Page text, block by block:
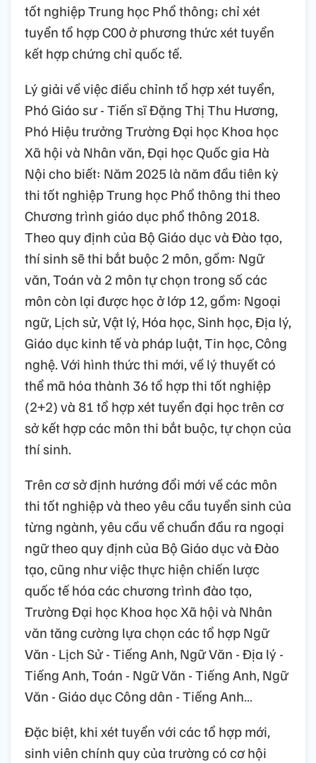
tốt nghiệp Trung học Phổ thông; chỉ xét
tuyển tổ hợp C00 ở phương thức xét tuyển
kết hợp chứng chỉ quốc tế.
Lý giải về việc điều chỉnh tổ hợp xét tuyển,
Phó Giáo sư - Tiến sĩ Đặng Thị Thu Hương,
Phó Hiệu trưởng Trường Đại học Khoa học
Xã hội và Nhân văn, Đại học Quốc gia Hà
Nội cho biết: Năm 2025 là năm đầu tiên kỳ
thi tốt nghiệp Trung học Phổ thông thi theo
Chương trình giáo dục phổ thông 2018.
Theo quy định của Bộ Giáo dục và Đào tạo,
thí sinh sẽ thi bắt buộc 2 môn, gồm: Ngữ
văn, Toán và 2 môn tự chọn trong số các
môn còn lại được học ở lớp 12, gồm: Ngoại
ngữ, Lịch sử, Vật lý, Hóa học, Sinh học, Địa lý,
Giáo dục kinh tế và pháp luật, Tin học, Công
nghệ. Với hình thức thi mới, về lý thuyết có
thể mã hóa thành 36 tổ hợp thi tốt nghiệp
(2+2) và 81 tổ hợp xét tuyển đại học trên cơ
sở kết hợp các môn thi bắt buộc, tự chọn của
thí sinh.
Trên cơ sở định hướng đổi mới về các môn
thi tốt nghiệp và theo yêu cầu tuyển sinh của
từng ngành, yêu cầu về chuẩn đầu ra ngoại
ngữ theo quy định của Bộ Giáo dục và Đào
tạo, cũng như việc thực hiện chiến lược
quốc tế hóa các chương trình đào tạo,
Trường Đại học Khoa học Xã hội và Nhân
văn tăng cường lựa chọn các tổ hợp Ngữ
Văn - Lịch Sử - Tiếng Anh, Ngữ Văn - Địa lý -
Tiếng Anh, Toán - Ngữ Văn - Tiếng Anh, Ngữ
Văn - Giáo dục Công dân - Tiếng Anh…
Đặc biệt, khi xét tuyển với các tổ hợp mới,
sinh viên chính quy của trường có cơ hội